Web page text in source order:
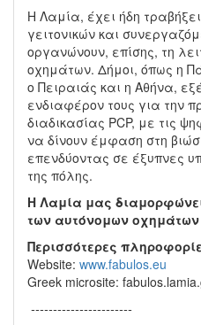
Η Λαμία, έχει ήδη
γειτονικών και
οργανώνουν, επίσης, τη
οχημάτων. Δήμοι, όπως η
ο Πειραιάς και η Αθήνα,
ενδιαφέρον τους για την
διαδικασίας PCP, με τις
να δίνουν έμφαση στη
επενδύοντας σε έξυπνες
της πόλης.
Η Λαμία μας
των αυτόνομων
Περισσότερες
Website: www.fabulos.eu
Greek microsite:
-----------------------